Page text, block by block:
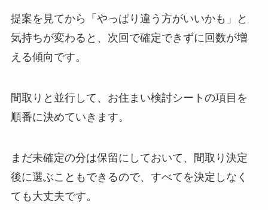
提案を見てから「やっぱり違う方がいいかも」と
気持ちが変わると、次回で確定できずに回数が増
える傾向です。
間取りと並行して、お住まい検討シートの項目を
順番に決めていきます。
まだ未確定の分は保留にしておいて、間取り決定
後に選ぶこともできるので、すべてを決定しなく
ても大丈夫です。